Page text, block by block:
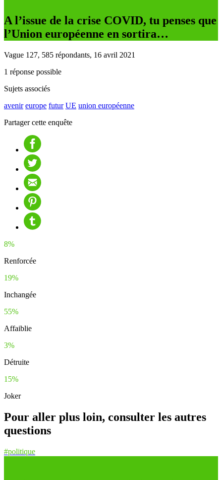
A l’issue de la crise COVID, tu penses que
l’Union européenne en sortira…
Vague 127, 585 répondants, 16 avril 2021
1 réponse possible
Sujets associés
avenir europe futur UE union européenne
Partager cette enquête
8%
Renforcée
19%
Inchangée
55%
Affaiblie
3%
Détruite
15%
Joker
Pour aller plus loin, consulter les autres
questions
#politique